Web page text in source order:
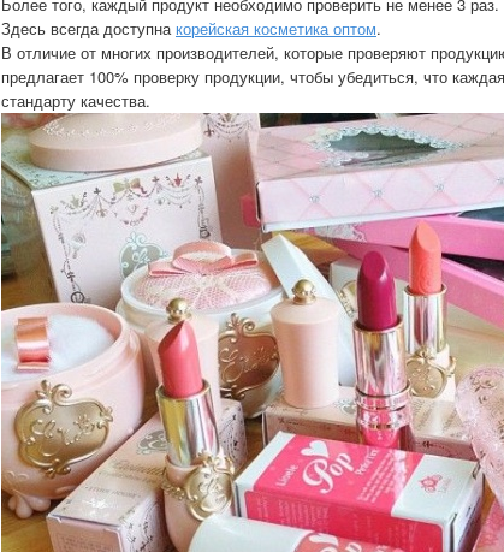
Здесь всегда доступнакорейская косметика оптом.
В отличие от многих производителей, которые проверяют
предлагает 100% проверку продукции, чтобы убедиться, что
стандарту качества.